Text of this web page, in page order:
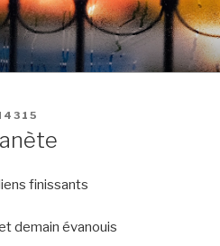
finissants
demain évanouis